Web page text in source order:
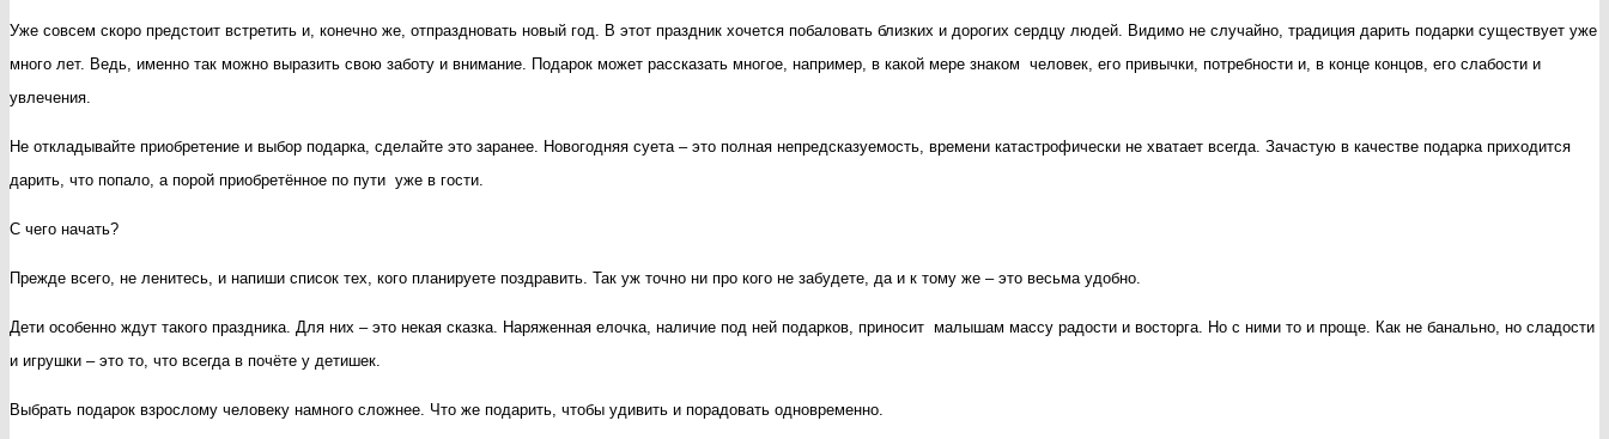
новый
год
Уже совсем скоро предстоит встретить и, конечно же, отпраздновать новый год. В этот праздник хочется побаловать близких и дорогих сердцу людей. Видимо не случайно, традиция дарить подарки существует уже
много лет. Ведь, именно так можно выразить свою заботу и внимание. Подарок может рассказать многое, например, в какой мере знаком человек, его привычки, потребности и, в конце концов, его слабости и
увлечения.
Не откладывайте приобретение и выбор подарка, сделайте это заранее. Новогодняя суета – это полная непредсказуемость, времени катастрофически не хватает всегда. Зачастую в качестве подарка приходится
дарить, что попало, а порой приобретённое по пути уже в гости.
С чего начать?
Прежде всего, не ленитесь, и напиши список тех, кого планируете поздравить. Так уж точно ни про кого не забудете, да и к тому же – это весьма удобно.
Дети особенно ждут такого праздника. Для них – это некая сказка. Наряженная елочка, наличие под ней подарков, приносит малышам массу радости и восторга. Но с ними то и проще. Как не банально, но сладости
и игрушки – это то, что всегда в почёте у детишек.
Выбрать подарок взрослому человеку намного сложнее. Что же подарить, чтобы удивить и порадовать одновременно.